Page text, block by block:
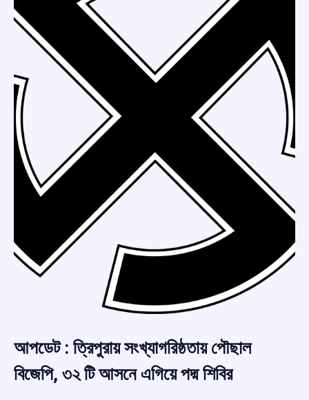
আপডেট : ত্রিপুরায় সংখ্যাগরিষ্ঠতায় পৌছাল
বিজেপি, ৩২ টি আসনে এগিয়ে পদ্ম শিবির